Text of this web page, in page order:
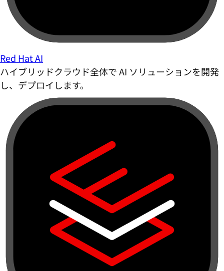
Red Hat AI
ハイブリッドクラウド全体で AI ソリューションを開発
し、デプロイします。